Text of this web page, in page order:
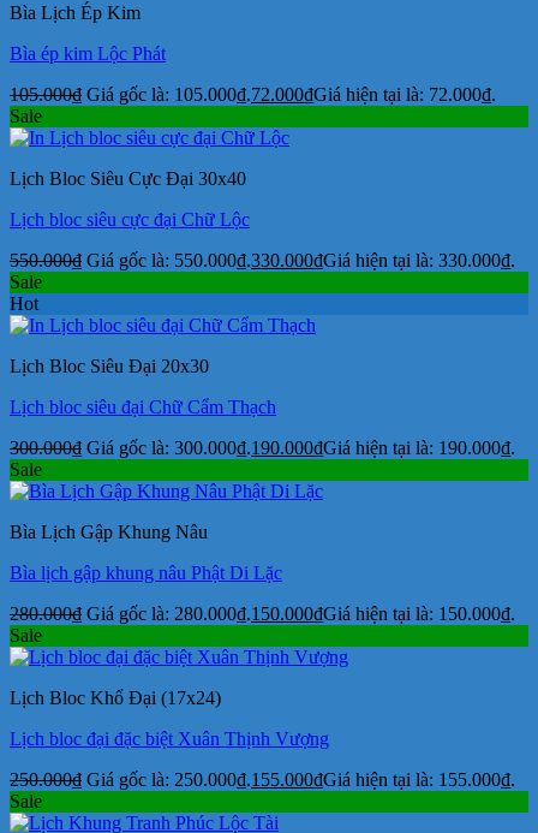
Bìa Lịch Ép Kim
Bìa ép kim Lộc Phát
105.000₫ Giá gốc là: 105.000₫.72.000₫Giá hiện tại là: 72.000₫.
Sale
Lịch Bloc Siêu Cực Đại 30x40
Lịch bloc siêu cực đại Chữ Lộc
550.000₫ Giá gốc là: 550.000₫.330.000₫Giá hiện tại là: 330.000₫.
Sale
Hot
Lịch Bloc Siêu Đại 20x30
Lịch bloc siêu đại Chữ Cẩm Thạch
300.000₫ Giá gốc là: 300.000₫.190.000₫Giá hiện tại là: 190.000₫.
Sale
Bìa Lịch Gập Khung Nâu
Bìa lịch gập khung nâu Phật Di Lặc
280.000₫ Giá gốc là: 280.000₫.150.000₫Giá hiện tại là: 150.000₫.
Sale
Lịch Bloc Khổ Đại (17x24)
Lịch bloc đại đặc biệt Xuân Thịnh Vượng
250.000₫ Giá gốc là: 250.000₫.155.000₫Giá hiện tại là: 155.000₫.
Sale